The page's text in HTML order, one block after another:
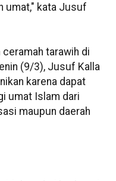
umat," kata Jusuf
tarawih di
(9/3), Jusuf Kalla
karena dapat
umat Islam dari
maupun daerah